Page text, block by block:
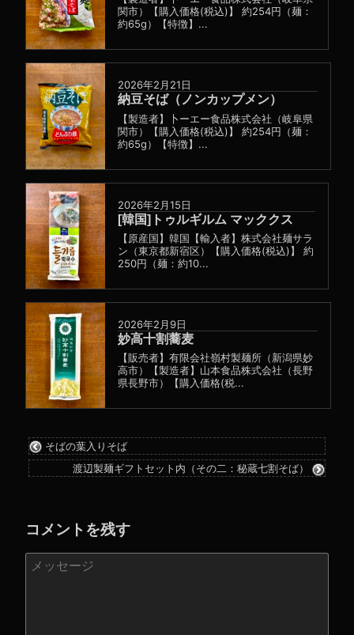
関市）【購入価格(税込)】 約254円（麺：
約65g）【特徴】...
2026年2月21日
納豆そば（ノンカップメン）
【製造者】卜ーエー食品株式会社（岐阜県
関市）【購入価格(税込)】 約254円（麺：
約65g）【特徴】...
2026年2月15日
[韓国]トゥルギルム マッククス
【原産国】韓国【輸入者】株式会社麺サラ
ン（東京都新宿区）【購入価格(税込)】 約
250円（麺：約10...
2026年2月9日
妙高十割蕎麦
【販売者】有限会社嶺村製麺所（新潟県妙
高市）【製造者】山本食品株式会社（長野
県長野市）【購入価格(税...
そばの葉入りそば
渡辺製麺ギフトセット内（その二：秘蔵七割そば）
コメントを残す